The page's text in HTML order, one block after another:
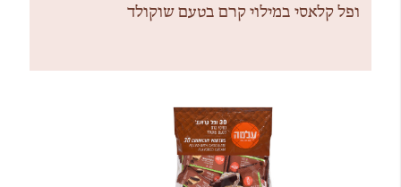
ופל קלאסי במילוי קרם בטעם שוקולד